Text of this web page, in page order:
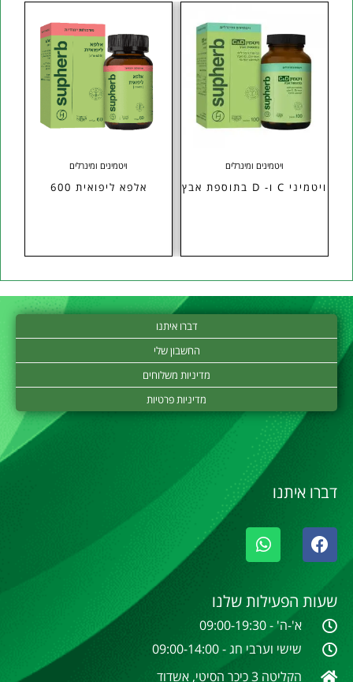
ויטמינים ומינרלים
ויטמיני C ו- D בתוספת אבץ
ויטמינים ומינרלים
אלפא ליפואית 600
דברו איתנו
החשבון שלי
מדיניות משלוחים
מדיניות פרטיות
דברו איתנו
שעות הפעילות שלנו
א'-ה' - 09:00-19:30
שישי וערבי חג - 09:00-14:00
הקליטה 3 כיכר הסיטי, אשדוד